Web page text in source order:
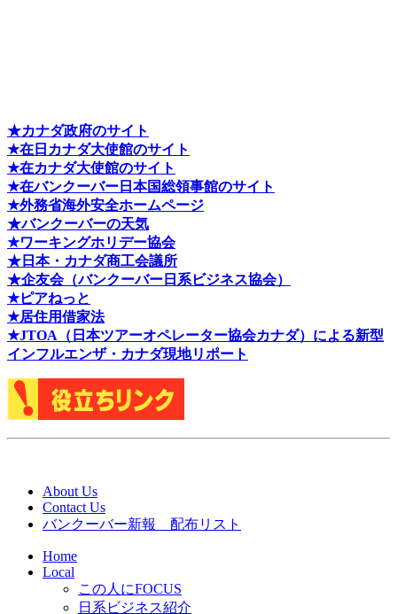
★カナダ政府のサイト
★在日カナダ大使館のサイト
★在カナダ大使館のサイト
★在バンクーバー日本国総領事館のサイト
★外務省海外安全ホームページ
★バンクーバーの天気
★ワーキングホリデー協会
★日本・カナダ商工会議所
★企友会（バンクーバー日系ビジネス協会）
★ピアねっと
★居住用借家法
★JTOA（日本ツアーオペレーター協会カナダ）による新型
インフルエンザ・カナダ現地リポート
About Us
Contact Us
バンクーバー新報 配布リスト
Home
Local
この人にFOCUS
日系ビジネス紹介